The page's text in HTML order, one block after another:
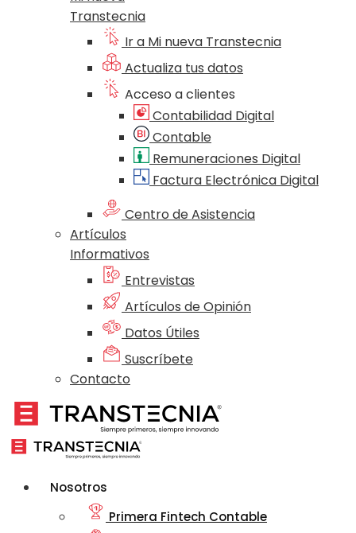
Transtecnia
Ir a Mi nueva Transtecnia
Actualiza tus datos
Acceso a clientes
Contabilidad Digital
Contable
Remuneraciones Digital
Factura Electrónica Digital
Centro de Asistencia
Artículos
Informativos
Entrevistas
Artículos de Opinión
Datos Útiles
Suscríbete
Contacto
Nosotros
Primera Fintech Contable